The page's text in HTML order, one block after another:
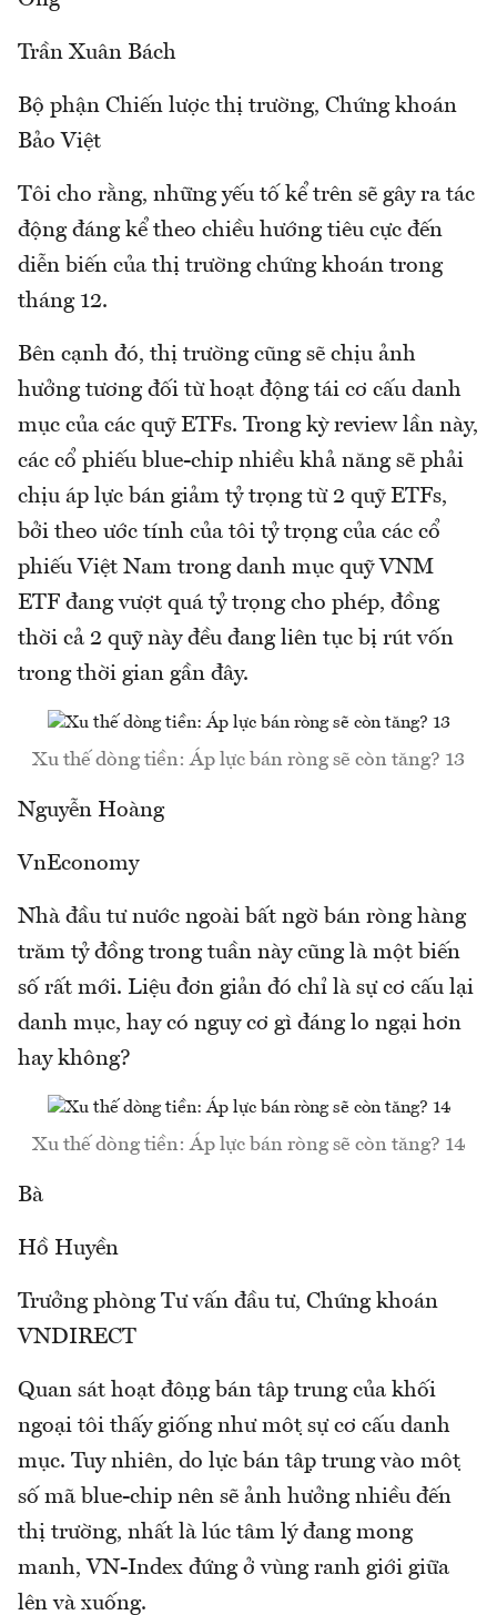
Trần Xuân Bách
Bộ phận Chiến lược thị trường, Chứng khoán
Bảo Việt
Tôi cho rằng, những yếu tố kể trên sẽ gây ra tác
động đáng kể theo chiều hướng tiêu cực đến
diễn biến của thị trường chứng khoán trong
tháng 12.
Bên cạnh đó, thị trường cũng sẽ chịu ảnh
hưởng tương đối từ hoạt động tái cơ cấu danh
mục của các quỹ ETFs. Trong kỳ review lần này,
các cổ phiếu blue-chip nhiều khả năng sẽ phải
chịu áp lực bán giảm tỷ trọng từ 2 quỹ ETFs,
bởi theo ước tính của tôi tỷ trọng của các cổ
phiếu Việt Nam trong danh mục quỹ VNM
ETF đang vượt quá tỷ trọng cho phép, đồng
thời cả 2 quỹ này đều đang liên tục bị rút vốn
trong thời gian gần đây.
Xu thế dòng tiền: Áp lực bán ròng sẽ còn tăng? 13
Nguyễn Hoàng
VnEconomy
Nhà đầu tư nước ngoài bất ngờ bán ròng hàng
trăm tỷ đồng trong tuần này cũng là một biến
số rất mới. Liệu đơn giản đó chỉ là sự cơ cấu lại
danh mục, hay có nguy cơ gì đáng lo ngại hơn
hay không?
Xu thế dòng tiền: Áp lực bán ròng sẽ còn tăng? 14
Bà
Hồ Huyền
Trưởng phòng Tư vấn đầu tư, Chứng khoán
VNDIRECT
Quan sát hoạt động bán tập trung của khối
ngoại tôi thấy giống như một sự cơ cấu danh
mục. Tuy nhiên, do lực bán tập trung vào một
số mã blue-chip nên sẽ ảnh hưởng nhiều đến
thị trường, nhất là lúc tâm lý đang mong
manh, VN-Index đứng ở vùng ranh giới giữa
lên và xuống.